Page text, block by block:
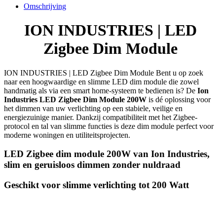
Omschrijving
ION INDUSTRIES | LED
Zigbee Dim Module
ION INDUSTRIES | LED Zigbee Dim Module Bent u op zoek
naar een hoogwaardige en slimme LED dim module die zowel
handmatig als via een smart home-systeem te bedienen is? De Ion
Industries LED Zigbee Dim Module 200W is dé oplossing voor
het dimmen van uw verlichting op een stabiele, veilige en
energiezuinige manier. Dankzij compatibiliteit met het Zigbee-
protocol en tal van slimme functies is deze dim module perfect voor
moderne woningen en utiliteitsprojecten.
LED Zigbee dim module 200W van Ion Industries,
slim en geruisloos dimmen zonder nuldraad
Geschikt voor slimme verlichting tot 200 Watt